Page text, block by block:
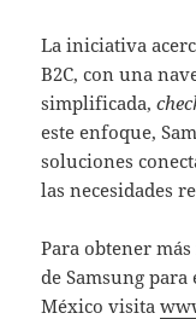
La iniciativa
B2C, con una
simplificada,
este enfoque,
soluciones
las necesidades
Para obtener
de Samsung para
México visita